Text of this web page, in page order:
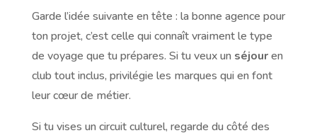
Garde l’idée suivante en tête : la bonne agence pour
ton projet, c’est celle qui connaît vraiment le type
de voyage que tu prépares. Si tu veux un séjouren
club tout inclus, privilégie les marques qui en font
leur cœur de métier.
Si tu vises un circuit culturel, regarde du côté des